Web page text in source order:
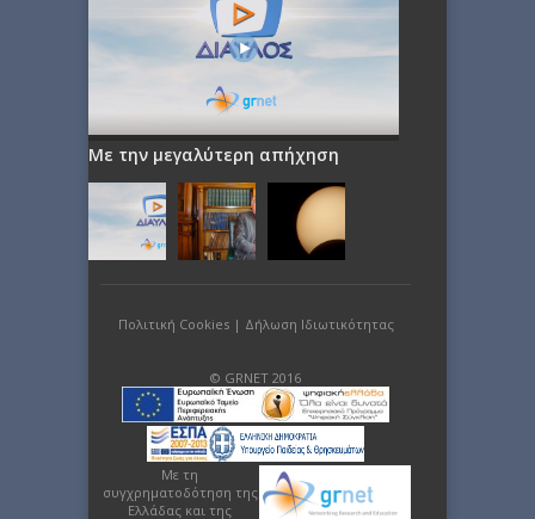
Με την μεγαλύτερη απήχηση
Πολιτική Cookies| Δήλωση Ιδιωτικότητας
© GRNET 2016
Με τη
συγχρηματοδότηση της
Ελλάδας και της